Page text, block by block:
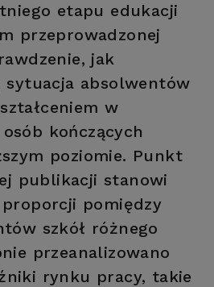
etapu edukacji
przeprowadzonej
jak
sytuacja absolwentów
w
kończących
poziomie. Punkt
publikacji stanowi
pomiędzy
szkół różnego
przeanalizowano
rynku pracy, takie